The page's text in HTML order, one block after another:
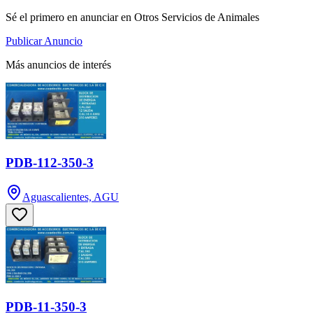
Sé el primero en anunciar en Otros Servicios de Animales
Publicar Anuncio
Más anuncios de interés
PDB-112-350-3
Aguascalientes, AGU
PDB-11-350-3